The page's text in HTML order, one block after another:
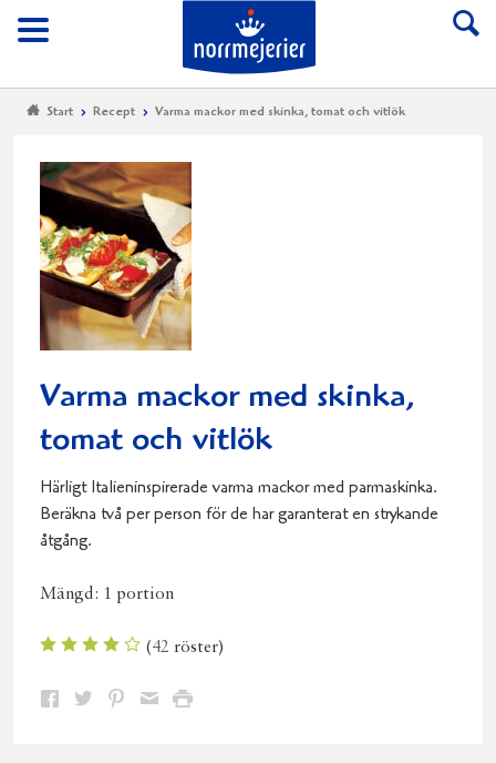
Meny
Till Norrmejerier
Start Recept Varma mackor med skinka, tomat och vitlök
Varma mackor med skinka,
tomat och vitlök
Härligt Italieninspirerade varma mackor med parmaskinka.
Beräkna två per person för de har garanterat en strykande
åtgång.
Mängd: 1 portion
(42 röster)
Dela Dela Dela DelaSkriv